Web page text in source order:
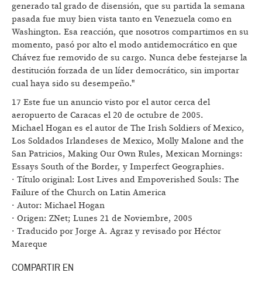
generado tal grado de disensión, que su partida la semana
pasada fue muy bien vista tanto en Venezuela como en
Washington. Esa reacción, que nosotros compartimos en su
momento, pasó por alto el modo antidemocrático en que
Chávez fue removido de su cargo. Nunca debe festejarse la
destitución forzada de un líder democrático, sin importar
cual haya sido su desempeño."
17 Este fue un anuncio visto por el autor cerca del
aeropuerto de Caracas el 20 de octubre de 2005.
Michael Hogan es el autor de The Irish Soldiers of Mexico,
Los Soldados Irlandeses de Mexico, Molly Malone and the
San Patricios, Making Our Own Rules, Mexican Mornings:
Essays South of the Border, y Imperfect Geographies.
· Título original: Lost Lives and Empoverished Souls: The
Failure of the Church on Latin America
· Autor: Michael Hogan
· Origen: ZNet; Lunes 21 de Noviembre, 2005
· Traducido por Jorge A. Agraz y revisado por Héctor
Mareque
COMPARTIR EN